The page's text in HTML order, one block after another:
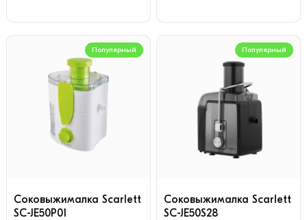
Популярный
Соковыжималка Scarlett
SC-JE50P01
Популярный
Соковыжималка Scarlett
SC-JE50S28